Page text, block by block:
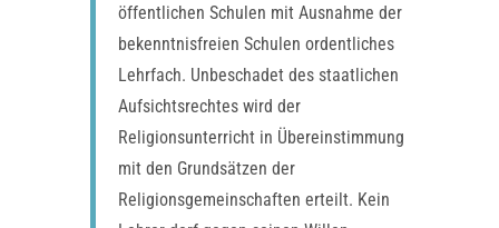
öffentlichen Schulen mit Ausnahme der
bekenntnisfreien Schulen ordentliches
Lehrfach. Unbeschadet des staatlichen
Aufsichtsrechtes wird der
Religionsunterricht in Übereinstimmung
mit den Grundsätzen der
Religionsgemeinschaften erteilt. Kein